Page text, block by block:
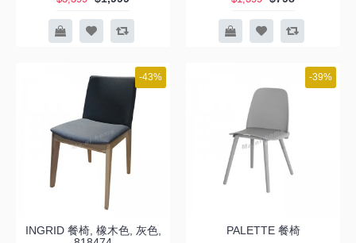
-43%
INGRID 餐椅, 橡木色, 灰色,
-39%
PALETTE 餐椅